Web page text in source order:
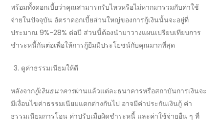
พร้อมทั้งดอกเบี้ยว่าคุณสามารถรับไหวหรือไม่หากมารวมกับค่าใช้
จ่ายในปัจจุบัน อัตราดอกเบี้ยส่วนใหญ่ของการกู้เงินนั้นจะอยู่ที่
ประมาณ 9%-28% ต่อปี ส่วนนี้ต้องนำมาวางแผนเปรียบเทียบการ
ชำระหนี้กันต่อเพื่อให้การกู้ยืมมีประโยชน์กับคุณมากที่สุด
ดูค่าธรรมเนียมให้ดี
หลังจากกู้เงินธนาคารผ่านแล้วแต่ละธนาคารหรือสถาบันการเงินจะ
มีเงื่อนไขค่าธรรมเนียมแตกต่างกันไป อาจมีค่าประกันเงินกู้ ค่า
ธรรมเนียมการโอน ค่าปรับเมื่อผิดชำระหนี้ และค่าใช้จ่ายอื่น ๆ ที่